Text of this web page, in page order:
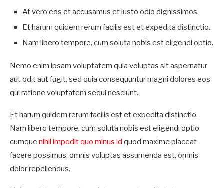
At vero eos et accusamus et iusto odio dignissimos.
Et harum quidem rerum facilis est et expedita distinctio.
Nam libero tempore, cum soluta nobis est eligendi optio.
Nemo enim ipsam voluptatem quia voluptas sit aspernatur
aut odit aut fugit, sed quia consequuntur magni dolores eos
qui ratione voluptatem sequi nesciunt.
Et harum quidem rerum facilis est et expedita distinctio.
Nam libero tempore, cum soluta nobis est eligendi optio
cumque nihil impedit quo minus id quod maxime placeat
facere possimus, omnis voluptas assumenda est, omnis
dolor repellendus.